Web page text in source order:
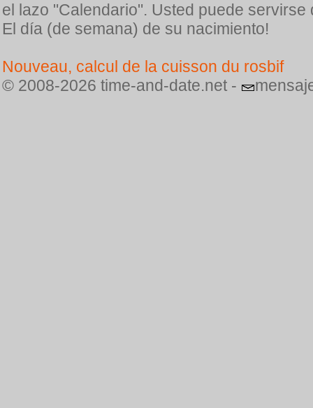
el lazo "Calendario". Usted puede
El día (de semana) de su nacimiento!
Nouveau, calcul de la cuisson du rosbif
© 2008-2026 time-and-date.net -